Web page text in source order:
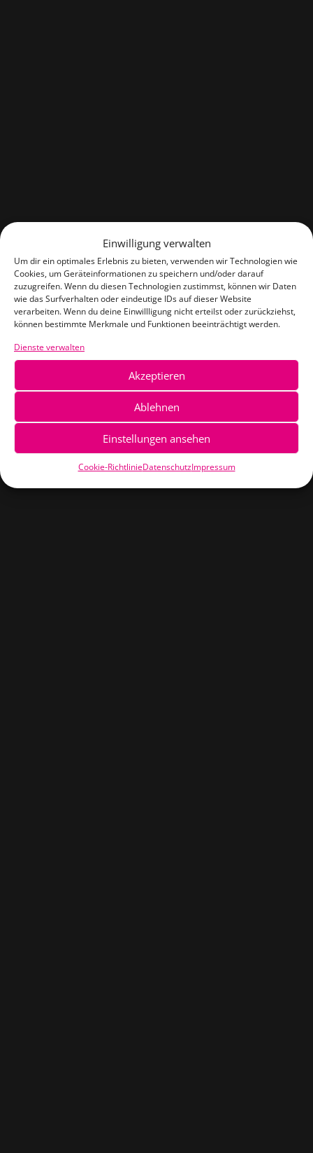
Einwilligung verwalten
Um dir ein optimales Erlebnis zu bieten, verwenden wir Technologien wie
Cookies, um Geräteinformationen zu speichern und/oder darauf
zuzugreifen. Wenn du diesen Technologien zustimmst, können wir Daten
wie das Surfverhalten oder eindeutige IDs auf dieser Website
verarbeiten. Wenn du deine Einwillligung nicht erteilst oder zurückziehst,
können bestimmte Merkmale und Funktionen beeinträchtigt werden.
Dienste verwalten
Akzeptieren
Ablehnen
Einstellungen ansehen
Cookie-RichtlinieDatenschutzImpressum
BMW I3
Von der Tür bis
zum Kofferraum:
Komplettlösung
mit DSP-Power
und Subwoofer.